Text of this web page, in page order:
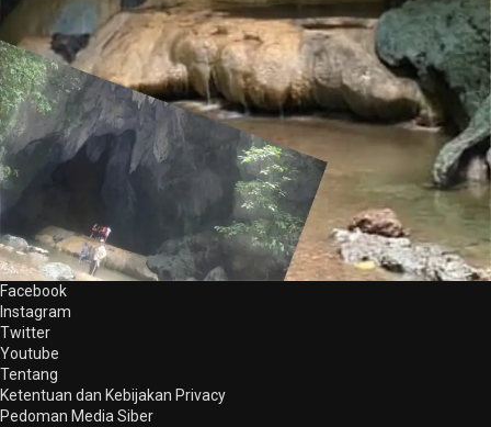
Facebook
Instagram
Twitter
Youtube
Tentang
Ketentuan dan Kebijakan Privacy
Pedoman Media Siber